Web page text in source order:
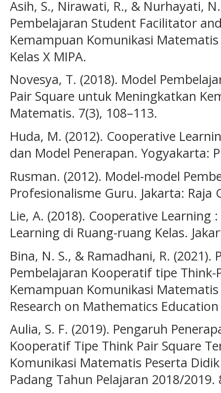
Asih, S., Nirawati, R., & Nurhayati,
Pembelajaran Student Facilitator
Kemampuan Komunikasi Matematis
Kelas X MIPA.
Novesya, T. (2018). Model
Pair Square untuk Meningkatkan
Matematis. 7(3), 108–113.
Huda, M. (2012). Cooperative
dan Model Penerapan. Yogyakarta:
Rusman. (2012). Model-model
Profesionalisme Guru. Jakarta: Raja
Lie, A. (2018). Cooperative
Learning di Ruang-ruang Kelas.
Bina, N. S., & Ramadhani, R. (2021).
Pembelajaran Kooperatif tipe Think-
Kemampuan Komunikasi
Research on Mathematics Education
Aulia, S. F. (2019). Pengaruh
Kooperatif Tipe Think Pair Square
Komunikasi Matematis Peserta Didik
Padang Tahun Pelajaran 2018/2019.